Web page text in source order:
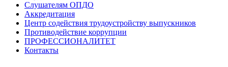
Слушателям ОПДО
Аккредитация
Центр содействия трудоустройству выпускников
Противодействие коррупции
ПРОФЕССИОНАЛИТЕТ
Контакты